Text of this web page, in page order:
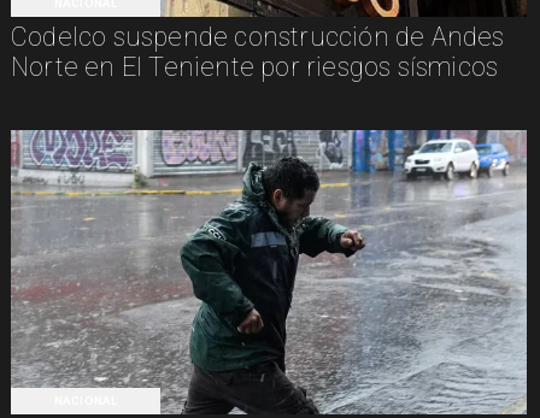
Codelco suspende construcción de Andes
Norte en El Teniente por riesgos sísmicos